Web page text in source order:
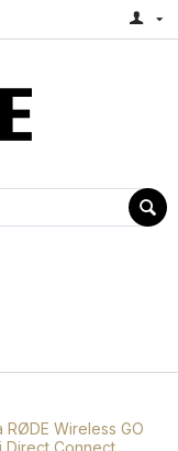
Wireless GO
Direct Connect